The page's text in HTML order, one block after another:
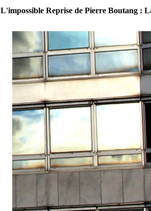
L'impossible Reprise de Pierre Boutang :